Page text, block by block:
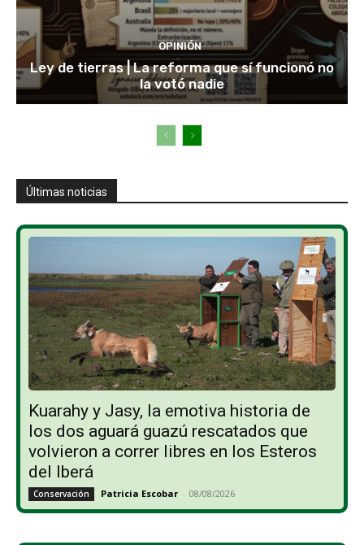
OPINIÓN
Ley de tierras | La reforma que sí funcionó no
la votó nadie
Últimas noticias
Kuarahy y Jasy, la emotiva historia de
los dos aguará guazú rescatados que
volvieron a correr libres en los Esteros
del Iberá
Conservación Patricia Escobar - 08/08/2026